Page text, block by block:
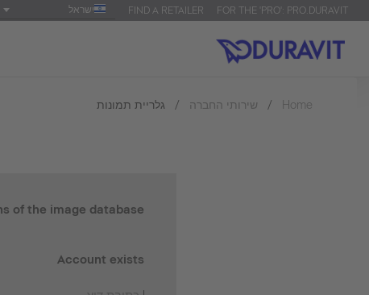
FOR THE 'PRO': PRO.DURAVIT
FIND A RETAILER ישראל
Home שירותי החברה גלריית תמונות
of the image database.
Account exists